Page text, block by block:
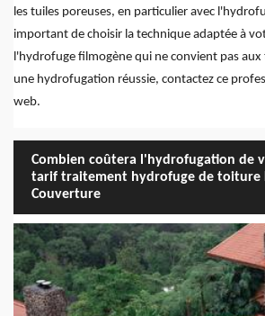
les tuiles poreuses, en particulier avec
important de choisir la technique adaptée à
l'hydrofuge filmogène qui ne convient pas
une hydrofugation réussie, contactez ce
web.
Combien coûtera l'hydrofugation de
tarif traitement hydrofuge de toiture
Couverture